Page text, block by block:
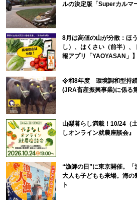
ルの決定版「Superカルマ
8月は高値の山が分散：ほ
し）、はくさい（前半）
報アプリ「YAOYASAN」】
令和8年度 環境調和型持
(JRA畜産振興事業)に係る
山梨暮らし満載！10/24（
しオンライン就農座談会』
“漁師の日”に東京開催。
大人も子どもも来場。海
ト